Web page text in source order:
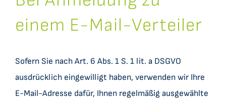
einem E-Mail-Verteiler
Sofern Sie nach Art. 6 Abs. 1 S. 1 lit. a DSGVO
ausdrücklich eingewilligt haben, verwenden wir Ihre
E-Mail-Adresse dafür, Ihnen regelmäßig ausgewählte